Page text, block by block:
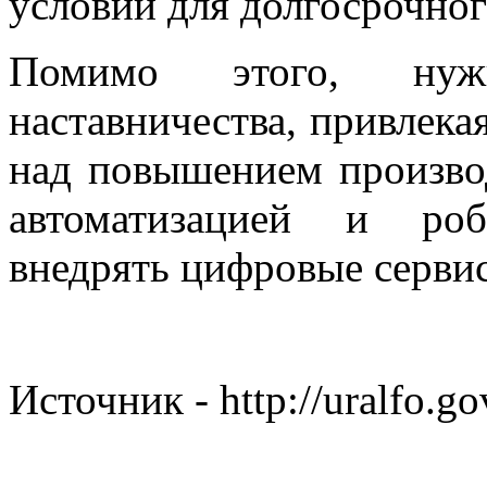
Помимо этого,
наставничества,
над повышением
автоматизацией и
внедрять цифровые
Источник - http://